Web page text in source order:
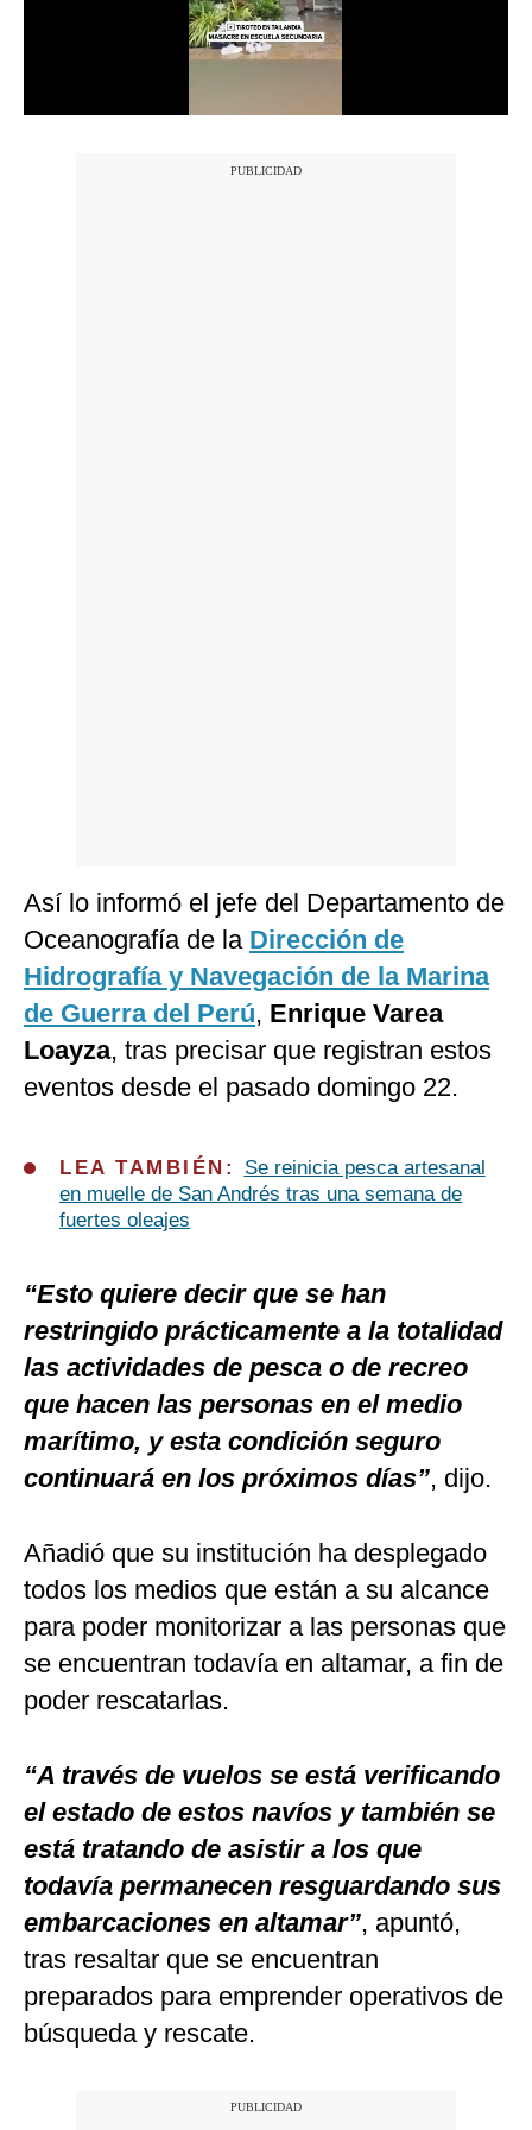
Gestión TV
Así lo informó el jefe del Departamento de
Oceanografía de la Dirección de
Hidrografía y Navegación de la Marina
de Guerra del Perú, Enrique Varea
Loayza, tras precisar que registran estos
eventos desde el pasado domingo 22.
LEA TAMBIÉN: Se reinicia pesca artesanal
en muelle de San Andrés tras una semana de
fuertes oleajes
“Esto quiere decir que se han
restringido prácticamente a la totalidad
las actividades de pesca o de recreo
que hacen las personas en el medio
marítimo, y esta condición seguro
continuará en los próximos días”, dijo.
Añadió que su institución ha desplegado
todos los medios que están a su alcance
para poder monitorizar a las personas que
se encuentran todavía en altamar, a fin de
poder rescatarlas.
“A través de vuelos se está verificando
el estado de estos navíos y también se
está tratando de asistir a los que
todavía permanecen resguardando sus
embarcaciones en altamar”, apuntó,
tras resaltar que se encuentran
preparados para emprender operativos de
búsqueda y rescate.